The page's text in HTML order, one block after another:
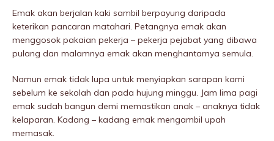
Emak akan berjalan kaki sambil berpayung daripada
keterikan pancaran matahari. Petangnya emak akan
menggosok pakaian pekerja – pekerja pejabat yang dibawa
pulang dan malamnya emak akan menghantarnya semula.
Namun emak tidak lupa untuk menyiapkan sarapan kami
sebelum ke sekolah dan pada hujung minggu. Jam lima pagi
emak sudah bangun demi memastikan anak – anaknya tidak
kelaparan. Kadang – kadang emak mengambil upah
memasak.